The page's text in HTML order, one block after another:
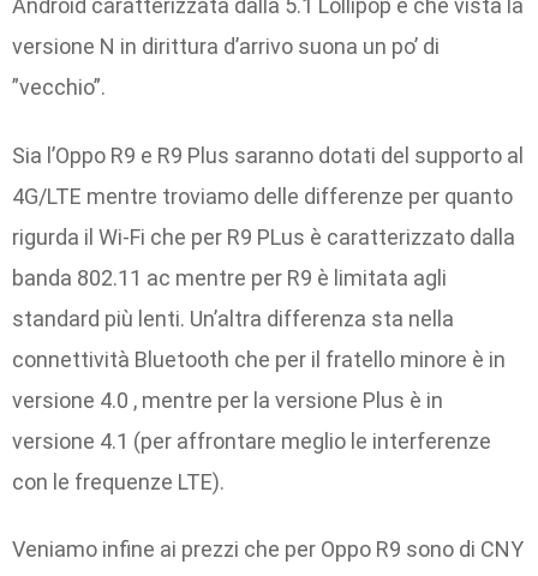
Android caratterizzata dalla 5.1 Lollipop e che vista la
versione N in dirittura d’arrivo suona un po’ di
”vecchio”.
Sia l’Oppo R9 e R9 Plus saranno dotati del supporto al
4G/LTE mentre troviamo delle differenze per quanto
rigurda il Wi-Fi che per R9 PLus è caratterizzato dalla
banda 802.11 ac mentre per R9 è limitata agli
standard più lenti. Un’altra differenza sta nella
connettività Bluetooth che per il fratello minore è in
versione 4.0 , mentre per la versione Plus è in
versione 4.1 (per affrontare meglio le interferenze
con le frequenze LTE).
Veniamo infine ai prezzi che per Oppo R9 sono di CNY